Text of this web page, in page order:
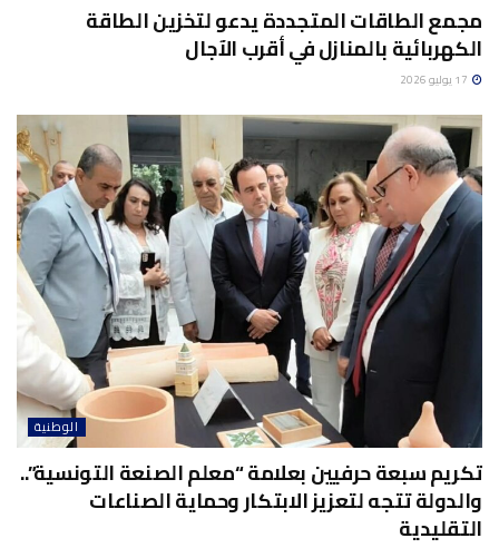
مجمع الطاقات المتجددة يدعو لتخزين الطاقة
الكهربائية بالمنازل في أقرب الآجال
الوطنية
تكريم سبعة حرفيين بعلامة “معلم الصنعة التونسية”..
والدولة تتجه لتعزيز الابتكار وحماية الصناعات
التقليدية